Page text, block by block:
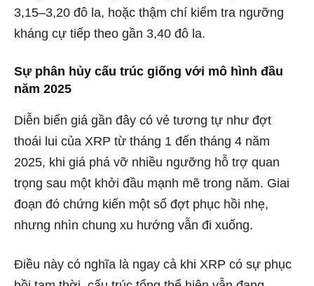
3,15–3,20 đô la, hoặc thậm chí kiểm tra ngưỡng
kháng cự tiếp theo gần 3,40 đô la.
Sự phân hủy cấu trúc giống với mô hình đầu
năm 2025
Diễn biến giá gần đây có vẻ tương tự như đợt
thoái lui của XRP từ tháng 1 đến tháng 4 năm
2025, khi giá phá vỡ nhiều ngưỡng hỗ trợ quan
trọng sau một khởi đầu mạnh mẽ trong năm. Giai
đoạn đó chứng kiến một số đợt phục hồi nhẹ,
nhưng nhìn chung xu hướng vẫn đi xuống.
Điều này có nghĩa là ngay cả khi XRP có sự phục